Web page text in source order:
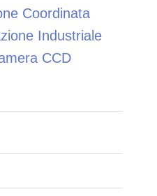
Coordinata
Industriale
CCD